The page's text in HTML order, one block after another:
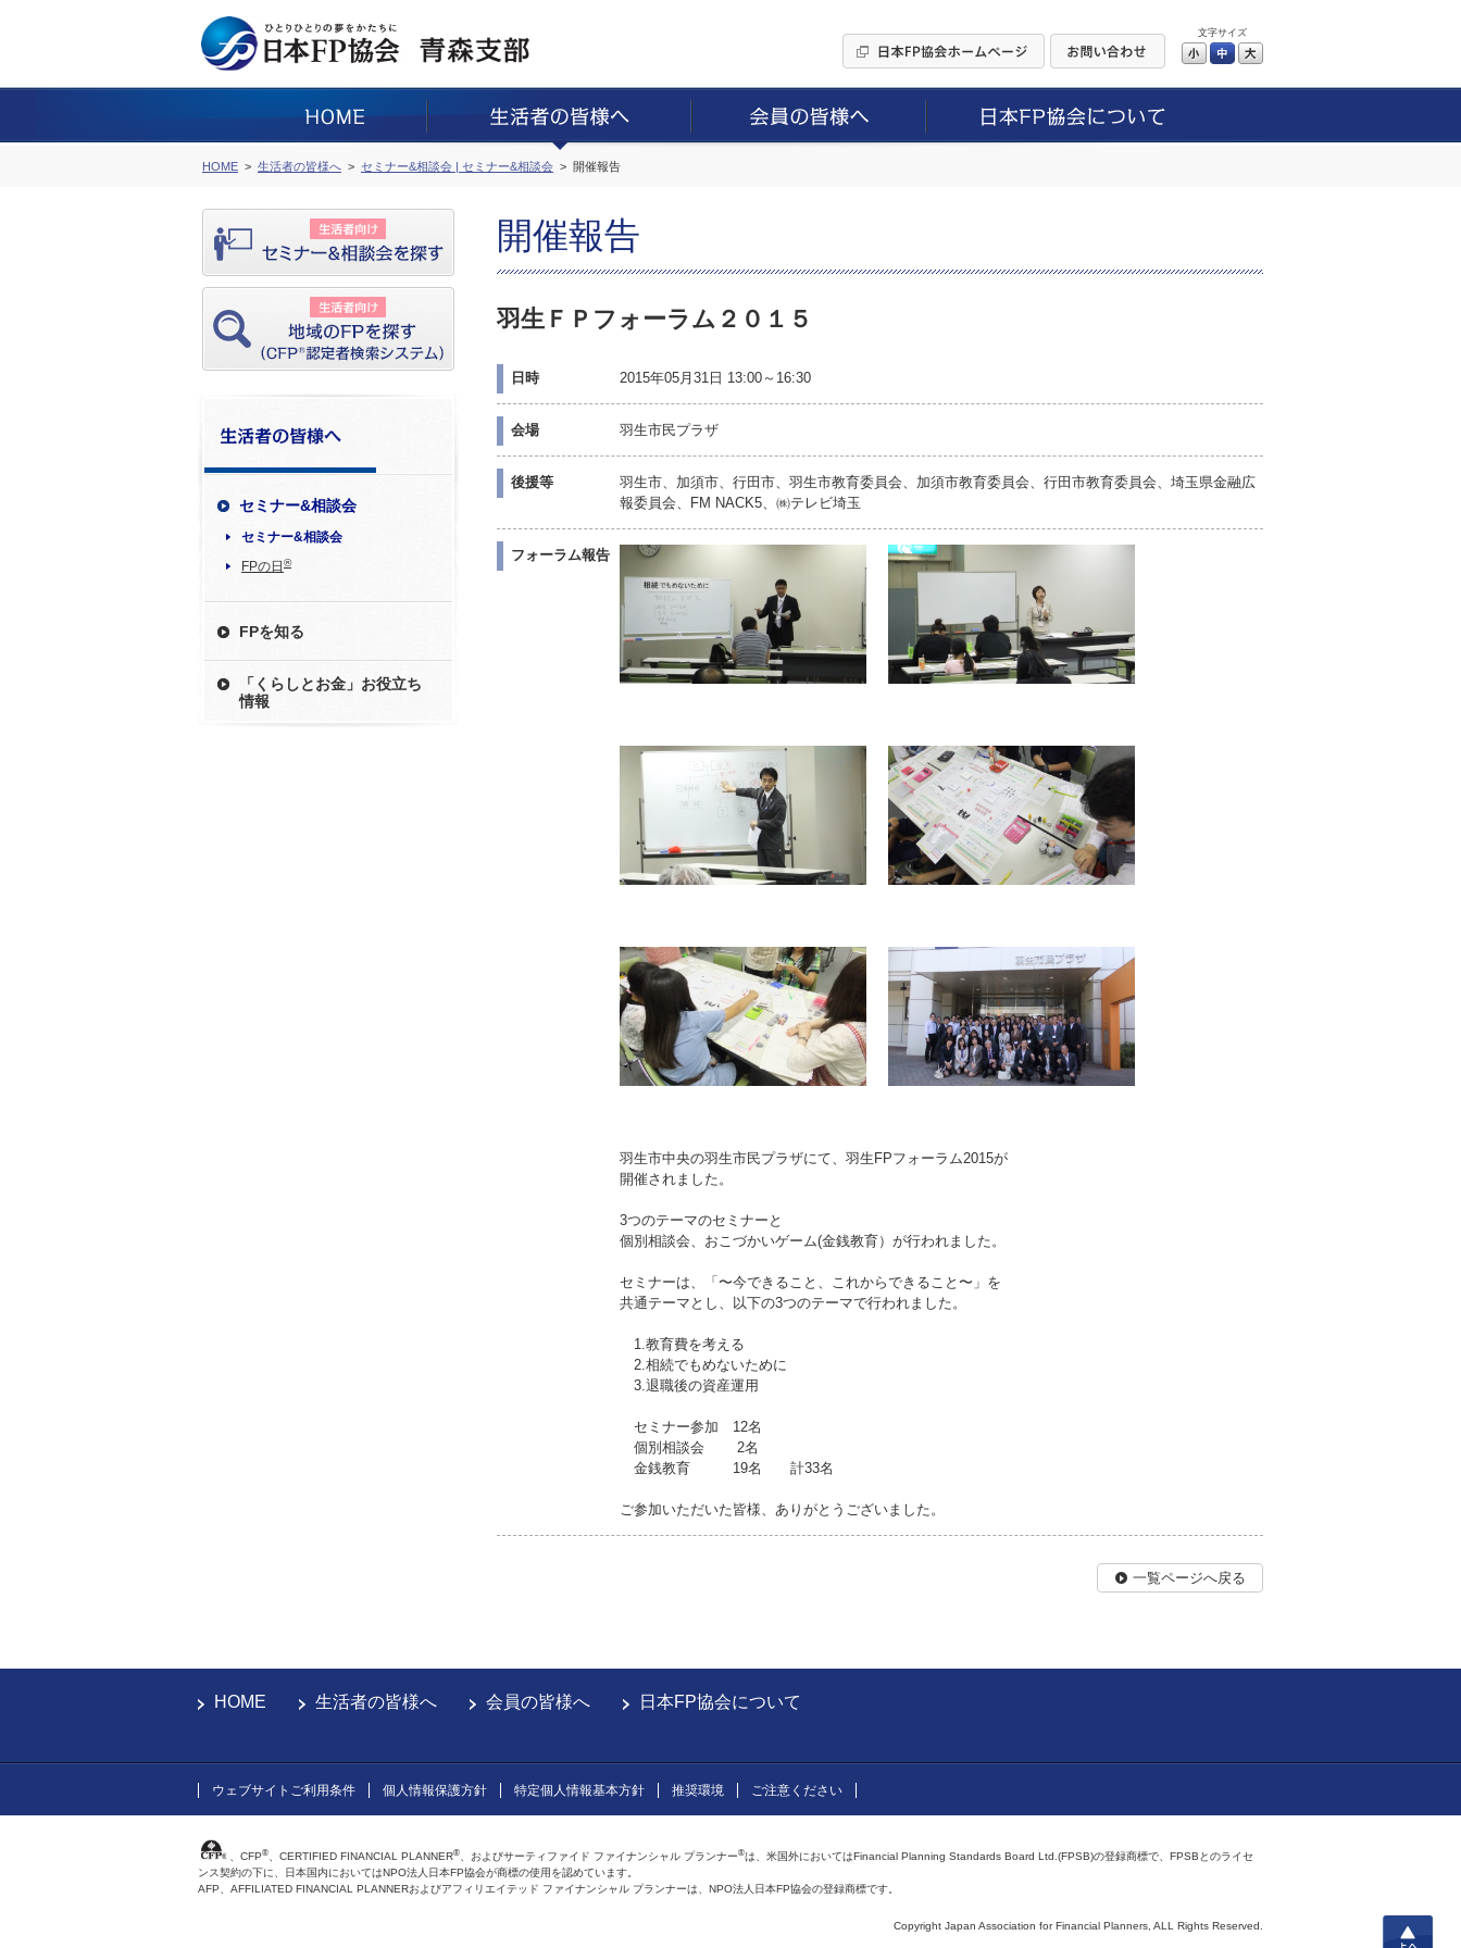
文字サイズ
小 中
HOME 生活者の皆様へ セミナー&相談会 | セミナー&相談会 開催報告
セミナー&相談会
セミナー&相談会
FPの日 ®
FPを知る
「くらしとお金」お役立ち
情報
開催報告
羽生ＦＰフォーラム２０１５
日時 2015年05月31日 13:00～16:30
会場 羽生市民プラザ
後援等
羽生市、加須市、行田市、羽生市教育委員会、加須市教育委員会、行田市教育委員会、埼玉県金融広
報委員会、FM NACK5、㈱テレビ埼玉
フォーラム報告
羽生市中央の羽生市民プラザにて、羽生FPフォーラム2015が
開催されました。
3つのテーマのセミナーと
個別相談会、おこづかいゲーム(金銭教育）が行われました。
セミナーは、「〜今できること、これからできること〜」を
共通テーマとし、以下の3つのテーマで行われました。
1.教育費を考える
2.相続でもめないために
3.退職後の資産運用
セミナー参加 12名
個別相談会 2名
金銭教育 19名 計33名
ご参加いただいた皆様、ありがとうございました。
一覧ページへ戻る
上へ
HOME 生活者の皆様へ 会員の皆様へ 日本FP協会について
ウェブサイトご利用条件 個人情報保護方針 特定個人情報基本方針 推奨環境 ご注意ください
、CFP® 、CERTIFIED FINANCIAL PLANNER® 、およびサーティファイド ファイナンシャル プランナー®は、米国外においてはFinancial Planning Standards Board Ltd.(FPSB)の登録商標で、FPSBとのライセ
ンス契約の下に、日本国内においてはNPO法人日本FP協会が商標の使用を認めています。
AFP、AFFILIATED FINANCIAL PLANNERおよびアフィリエイテッド ファイナンシャル プランナーは、NPO法人日本FP協会の登録商標です。
Copyright Japan Association for Financial Planners, ALL Rights Reserved.